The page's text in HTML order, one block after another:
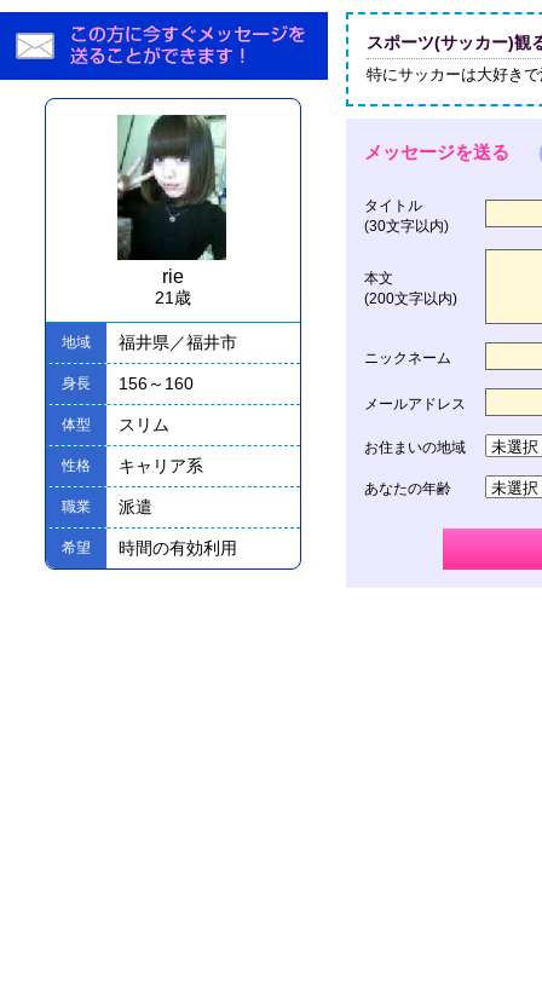
rie
21歳
地域 福井県／福井市
身長 156～160
体型 スリム
性格 キャリア系
職業 派遣
希望 時間の有効利用
スポーツ(サッカー)観
特にサッカーは大好き
メッセージを送る
タイトル
(30文字以内)
本文
(200文字以内)
ニックネーム
メールアドレス
お住まいの地域
あなたの年齢